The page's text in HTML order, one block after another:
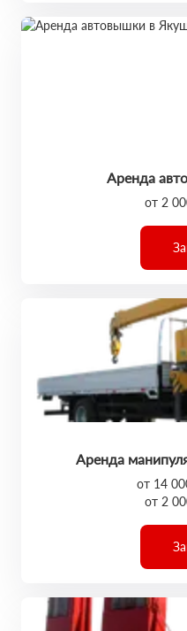
Аренда
от 2
Аренда
от 14
от 2